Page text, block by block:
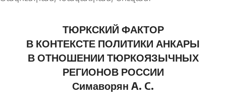
ТЮРКСКИЙ ФАКТОР
В КОНТЕКСТЕ ПОЛИТИКИ АНКАРЫ
В ОТНОШЕНИИ ТЮРКОЯЗЫЧНЫХ
РЕГИОНОВ РОССИИ
Симаворян A. C.